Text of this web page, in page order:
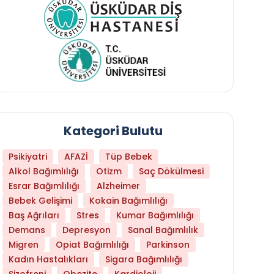
Daha Az Protein Tüketmek Yaşlanmayı
Kategori Bulutu
Psikiyatri AFAZİ
Tüp Bebek
Alkol Bağımlılığı
Otizm
Saç Dökülmesi
Esrar Bağımlılığı
Alzheimer
Bebek Gelişimi
Kokain Bağımlılığı
Baş Ağrıları
Stres
Kumar Bağımlılığı
Demans
Depresyon
Sanal Bağımlılık
Migren
Opiat Bağımlılığı
Parkinson
Kadın Hastalıkları
Sigara Bağımlılığı